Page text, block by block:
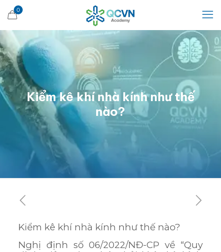
0
Kiểm kê khí nhà kính như thế
nào?
Kiểm kê khí nhà kính như thế nào?
Nghị định số 06/2022/NĐ-CP về “Quy